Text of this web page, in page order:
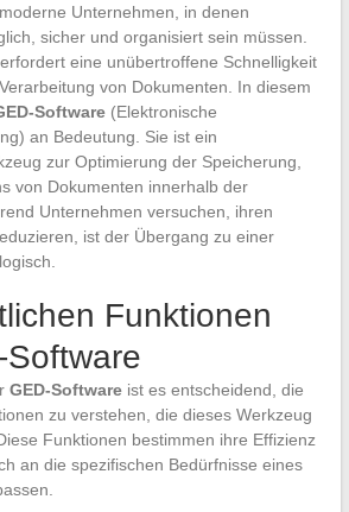
Unternehmen, in denen
sicher und organisiert sein müssen.
eine unübertroffene Schnelligkeit
von Dokumenten. In diesem
Software(Elektronische
an Bedeutung. Sie ist ein
zur Optimierung der Speicherung,
von Dokumenten innerhalb der
Unternehmen versuchen, ihren
ist der Übergang zu einer
Funktionen
GED-Softwareist es entscheidend, die
zu verstehen, die dieses Werkzeug
Funktionen bestimmen ihre Effizienz
an die spezifischen Bedürfnisse eines